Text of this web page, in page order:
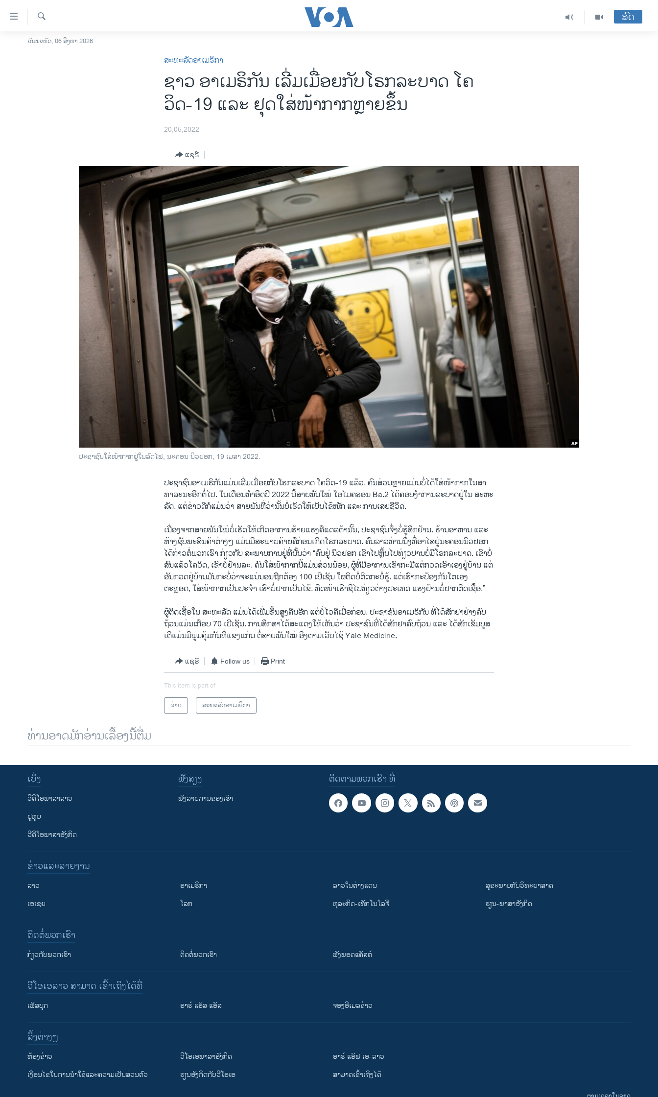
ລິ້ງ
ສຳຫລັບ
ໂຮມເພຈ
ວິທະຍາສາດ-ເທັກໂນໂລຈີ
ຕິດຕາມພວກເຮົາ ທີ່
ຄົ້ນຫາ
ສົດ
ວັນພະຫັດ, 06 ສິງຫາ 2026
ສະຫະລັດອາເມຣິກາ
ຊາວ ອາ​ເມ​ຣິ​ກັນ ເລີ່ມ​ເມື່ອຍ​ກັບ​ໂຣກ​ລະ​ບາດ ໂຄ
ວິດ-19 ແລະ ຢຸດ​ໃສ່​ໜ້າ​ກາກຫຼາຍ​ຂຶ້ນ
20,05,2022
ແຊຣ໌
​ປະ​ຊາ​ຊົນ​ໃສ່​ໜ້າ​ກາກ​ຢູ່​ໃນ​ລົດ​ໄຟ, ນະ​ຄອນ ນິວຢອກ, 19 ເມ​ສາ 2022.
ປະ​ຊາ​ຊົນ​ອາ​ເມ​ຣິ​ກັນແມ່ນ​ເລີ່ມ​ເມື່ອຍ​ກັບ​ໂຣກ​ລະ​ບາດ ໂຄວິດ-19 ແລ້ວ. ຄົນ​ສ່ວນຫຼາຍ​ແມ່ນ​ບໍ່​ໄດ້​ໃສ່​ໜ້າ​ກາກ​ໃນ​ສາ​
ທາ​ລະ​ນະ​ອີກ​ຕໍ່​ໄປ. ໃນ​ເດືອນ​ທຳ​ອິດ​ປີ 2022 ນີ້​ສາຍ​ພັນ​ໃໝ່ ໂອ​ໄມ​ຄ​ຣອນ Ba.2 ໄດ້​ຄອບ​ງຳ​ການ​ລະ​ບາດ​ຢູ່​ໃນ ສະ​ຫະ​
ລັດ. ແຕ່​ຂ່າວ​ດີ​ກໍ​ແມ່ນ​ວ່າ ສາຍ​ພັນ​ທີ່​ວ່າ​ນັ້ນ​ບໍ່​ເຮັດ​ໃຫ້​ເປັນ​ໄຂ້​ໜັກ ແລະ ການ​ເສຍ​ຊີ​ວິດ.
ເນື່ອງ​ຈາກ​ສາຍ​ພັນ​ໃໝ່​ບໍ່ເຮັດ​ໃຫ້​ເກີດ​ອາ​ການ​ຮ້າຍ​ແຮງ​ຄື​ແດ​ລ​ຕ້ານັ້ນ, ປະ​ຊາ​ຊົນ​ຈຶ່ງບໍ່​ຮູ້​ສຶກ​ຢ້ານ. ຮ້ານ​ອາ​ຫານ ແລະ
ຫ້າງ​ຊັບ​ພະ​ສິນ​ຄ້າ​ຕ່າງໆ ​ແມ່ນ​ມີ​ສະ​ພາບ​ຄ້າຍ​ຄື​ກ່ອນ​ເກີດ​ໂຣກ​ລະ​ບາດ. ຄົນ​ລາວ​ທ່ານ​ນຶ່ງ​ທີ່​ອາ​ໄສ​ຢູ່​ນະ​ຄອນ​ນິວ​ຢອກ
ໄດ້​ກ່າວ​ຕໍ່​ພວກ​ເຮົາ ກ່ຽວ​ກັບ ສະ​ພາບ​ການ​ຢູ່​ທີ່​ນັ້ນ​ວ່າ “ຄົນ​ຢູ່​ ນິວຢອກ ເຂົາໄປຫຼິ້ນ​ໄປ​ທ່ຽວ​ປານບໍ່​ມີ​ໂຣກ​ລະ​ບາດ. ເຂົາ​ບໍ່​
ສົນ​ແລ້ວ​ໂຄວິດ, ເຂົາ​ບໍ່​ຢ້ານ​ລະ. ຄົນ​ໃສ່​ໜ້າ​ກາກນີ້​ແມ່ນ​ສ່ວນ​ນ້ອຍ, ຜູ້​ທີ່​ມີອ​າ​ການ​ເຂົາ​ກະ​ມີ​ແຕ່​ກວດ​ເອົາ​ເອງ​ຢູ່​ບ້ານ ແຕ່​
ອັນ​ກວດ​ຢູ່​ບ້ານ​ມັນ​ກະ​ບໍ່​ວ່າ​ຈະ​ແນ່ນອນ​ຖືກ​ຕ້ອງ​ 100 ເປີ​ເຊັນ ໃຜ​ຕິດບໍ່​ຕິດ​ກະ​ບໍ່​ຮູ້. ແຕ່ເຮົາກະ​ປ້ອງ​ກັນ​ໂຕ​ເອງ​
ຕະຫຼອດ, ໃສ່​ໜ້າ​ກາກ​ເປັນ​ປະ​ຈຳ ເຮົາ​ບໍ່​ຢາກ​ເປັນ​ໄຂ້. ທິດ​ໜ້າ​ເຮົາ​ຊິ​ໄປ​ທ່ຽວ​ຕ່າງ​ປະ​ເທດ ແຮງ​ຢ້ານບໍ່​ຢາກ​ຕິດ​ເຊື້ອ.”
ຜູ້​ຕິດ​ເຊື້​ອ​ໃນ ສະ​ຫະ​ລັດ ແມ່​ນ​ໄດ້​ເພີ່ມ​ຂຶ້ນ​ສູງ​ຄືນ​ອີກ ແຕ່ບໍ່​ໄວ​ຄື​ເມື່ອ​ກ່ອນ. ​ປະ​ຊາ​ຊົນ​ອາ​ເມ​ຣິ​ກັນ ​ທີ່​ໄດ້​ສັກ​ຢາ​ຢ່າງ​ຄົບ​
ຖ້ວນ​ແມ່ນເກືອບ 70 ເປີ​ເຊັນ. ການ​ສຶກ​ສາ​ໄດ້​ສະ​ແດງ​ໃຫ້​ເຫັນ​ວ່າ ປະ​ຊາ​ຊົນ​ທີ່​ໄດ້​ສັກ​ຢາ​ຄົບ​ຖ້ວນ ແລະ ໄດ້​ສັກ​ເຂັມ​ບູ​ສ​
ເຕີ​ແມ່ນ​ມີ​ພູມ​ຄຸ້ມ​ກັນ​ທີ່​ແຂງ​ແກ່ນ ​ຕໍ່​ສາຍ​ພັນໃໝ່ ອີງ​ຕາມ​ເວັບ​ໄຊ້ Yale Medicine.
ແຊຣ໌ Follow us Print
This item is part of
ຂ່າວ
ສະຫະລັດອາເມຣິກາ
ທ່ານອາດມັກອ່ານເລື້ອງນີ້ຕື່ມ
ຕິດຕາມພວກເຮົາ ທີ່
ເບິ່ງ
ວີດີໂອພາສາລາວ
ຢູທູບ
ວີດີໂອພາສາອັງກິດ
ຟັງສຽງ
ຟັງລາຍການຂອງເຮົາ
ຂ່າວແລະລາຍງານ
ລາວ
ເອເຊຍ
ອາເມຣິກາ
ໂລກ
ລາວໃນຕ່າງແດນ
ທຸລະກິດ-ເທັກໂນໂລຈີ
ສຸຂະພາບກັບວິທະຍາສາດ
ຮຽນ-ພາສາອັງກິດ
ຕິດຕໍ່ພວກເຮົາ
ກ່ຽວກັບພວກເຮົາ ຕິດຕໍ່ພວກເຮົາ ຟັງພອດແຄັສຕ໌
ວີໂອເອລາວ ສາມາດ ເຂົ້າເຖິງໄດ້ທີ່
ເຟັສບຸກ ອາຣ໌ ແອັສ ແອັສ ຈອງອີເມລຂ່າວ
​ລິ້ງ​ຕ່າງໆ
​ຫ້ອງ​ຂ່າວ
​ເງື່ອນ​ໄຂ​ໃນ​ການ​ນຳ​ໃຊ້​ແລະຄວາມ​ເປັນ​ສ່​ວນ​ຕົວ
ວີ​ໂອ​ເອ​ພາ​ສາ​ອັງ​ກິດ
​ຮຽນ​ອັງ​ກິດ​ກັບ​ວີ​ໂອ​ເອ
ອາຣ໌ ແອັຟ ເອ-ລາວ
ສາມາດເຂົ້າເຖິງໄດ້